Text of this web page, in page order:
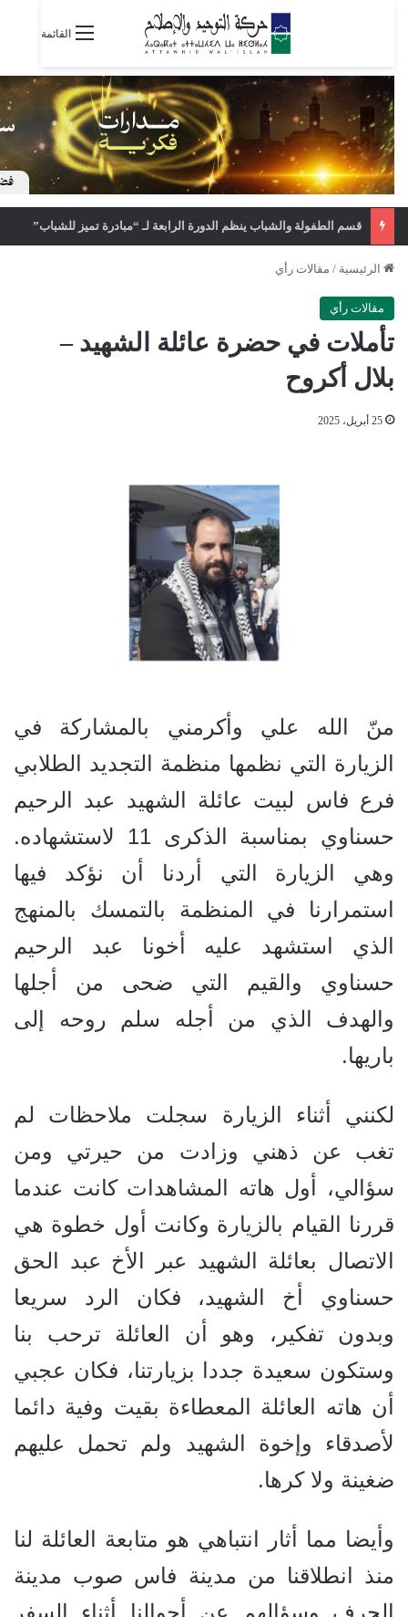
القائمة
قسم الطفولة والشباب ينظم الدورة الرابعة لـ “مبادرة تميز للشباب”
الرئيسية / مقالات رأي
مقالات رأي
تأملات في حضرة عائلة الشهيد –
بلال أكروح
25 أبريل، 2025
منّ الله علي وأكرمني بالمشاركة في
الزيارة التي نظمها منظمة التجديد الطلابي
فرع فاس لبيت عائلة الشهيد عبد الرحيم
حسناوي بمناسبة الذكرى 11 لاستشهاده.
وهي الزيارة التي أردنا أن نؤكد فيها
استمرارنا في المنظمة بالتمسك بالمنهج
الذي استشهد عليه أخونا عبد الرحيم
حسناوي والقيم التي ضحى من أجلها
والهدف الذي من أجله سلم روحه إلى
باريها.
لكنني أثناء الزيارة سجلت ملاحظات لم
تغب عن ذهني وزادت من حيرتي ومن
سؤالي، أول هاته المشاهدات كانت عندما
قررنا القيام بالزيارة وكانت أول خطوة هي
الاتصال بعائلة الشهيد عبر الأخ عبد الحق
حسناوي أخ الشهيد، فكان الرد سريعا
وبدون تفكير، وهو أن العائلة ترحب بنا
وستكون سعيدة جددا بزيارتنا، فكان عجبي
أن هاته العائلة المعطاءة بقيت وفية دائما
لأصدقاء وإخوة الشهيد ولم تحمل عليهم
ضغينة ولا كرها.
وأيضا مما أثار انتباهي هو متابعة العائلة لنا
منذ انطلاقنا من مدينة فاس صوب مدينة
الجرف وسؤالهم عن أحوالنا أثناء السفر